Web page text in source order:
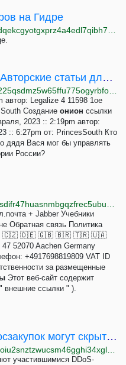
на Гидре
RuDark - даркнет форум - Авторские статьи для пользователей RuDark
автор: Legalize 4 11598 1ое
Создание онион ссылки
2023 :: 2:19pm автор:
:: 6:27pm от: PrincesSouth Кто
дядя Вася мог бы управлять
России?
+ Jabber Учебники
Обратная связь Политика
🇷🇺 🇨🇿 🇩🇪 🇬🇧 🇧🇷 🇹🇷 🇺🇦
52070 Aachen Germany
+4917698819809 VAT ID
за размещенные
Этот веб-сайт содержит
внешние ссылки " ).
Информацию с портала госзакупок могут скрыть от пользователей
участившимися DDoS-